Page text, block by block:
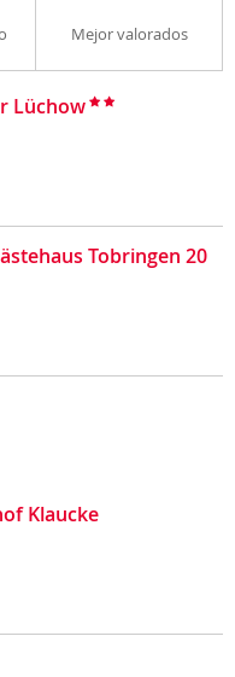
Mejor valorados
Lüchow
Tobringen 20
Klaucke